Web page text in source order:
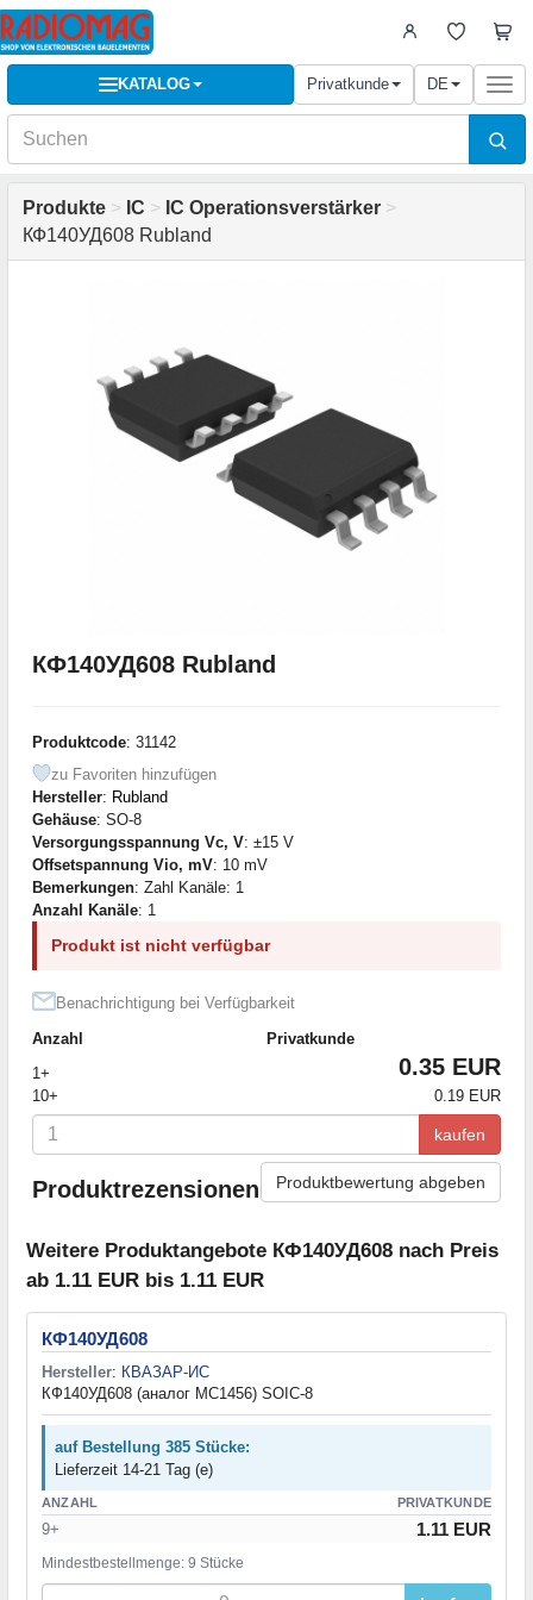
KATALOG Privatkunde DE
Produkte > IC > IC Operationsverstärker >
КФ140УД608 Rubland
КФ140УД608 Rubland
Produktcode: 31142
zu Favoriten hinzufügen
Hersteller: Rubland
Gehäuse: SO-8
Versorgungsspannung Vc, V: ±15 V
Offsetspannung Vio, mV: 10 mV
Bemerkungen: Zahl Kanäle: 1
Anzahl Kanäle: 1
Produkt ist nicht verfügbar
Benachrichtigung bei Verfügbarkeit
Anzahl
Privatkunde
1+
0.35 EUR
10+ 0.19 EUR
kaufen
Produktrezensionen Produktbewertung abgeben
Weitere Produktangebote КФ140УД608 nach Preis
ab 1.11 EUR bis 1.11 EUR
КФ140УД608
Hersteller: КВАЗАР-ИС
КФ140УД608 (аналог MC1456) SOIC-8
auf Bestellung 385 Stücke:
Lieferzeit 14-21 Tag (e)
ANZAHL PRIVATKUNDE
9+ 1.11 EUR
Mindestbestellmenge: 9 Stücke